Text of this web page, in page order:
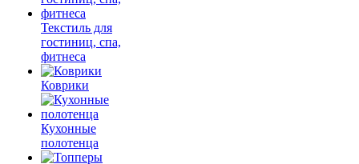
Текстиль для
гостиниц, спа,
фитнеса
Коврики
Кухонные
полотенца